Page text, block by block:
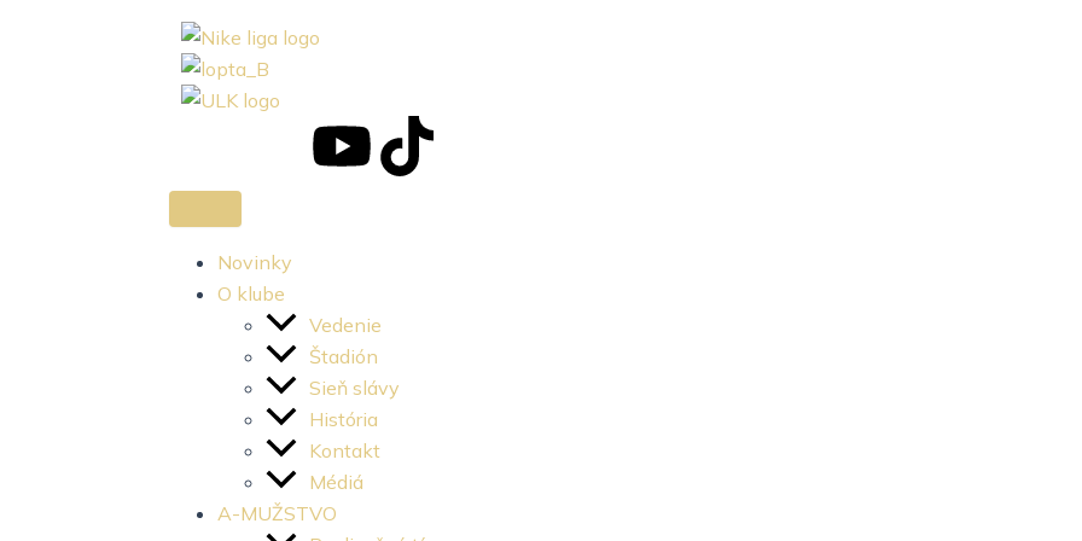
k
i
-
a
c
i
-
i
n
s
Y
t
u
b
e
T
Novinky
O klube
Vedenie
Štadión
Sieň slávy
História
Kontakt
Médiá
A-MUŽSTVO